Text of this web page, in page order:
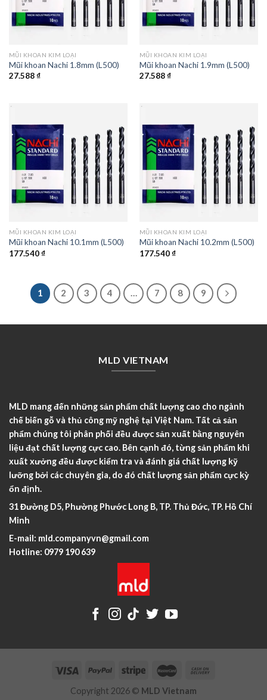
MŨI KHOAN KIM LOẠI
Mũi khoan Nachi 1.8mm (L500)
27.588₫
MŨI KHOAN KIM LOẠI
Mũi khoan Nachi 1.9mm (L500)
27.588₫
MŨI KHOAN KIM LOẠI
Mũi khoan Nachi 10.1mm (L500)
177.540₫
MŨI KHOAN KIM LOẠI
Mũi khoan Nachi 10.2mm (L500)
177.540₫
1 2 3 4 … 7 8 9
MLD VIETNAM
MLD mang đến những sản phẩm chất lượng cao cho ngành
chế biến gỗ và thủ công mỹ nghệ tại Việt Nam. Tất cả sản
phẩm chúng tôi phân phối đều được sản xuất bằng nguyên
liệu đạt chất lượng cực cao. Bên cạnh đó, từng sản phẩm khi
xuất xưởng đều được kiểm tra và đánh giá chất lượng kỹ
lưỡng bởi các chuyên gia, do đó chất lượng sản phẩm cực kỳ
ổn định.
31 Đường D5, Phường Phước Long B, TP. Thủ Đức, TP. Hồ Chí
Minh
E-mail: mld.companyvn@gmail.com
Hotline: 0979 190 639
Copyright 2026 © MLD Vietnam